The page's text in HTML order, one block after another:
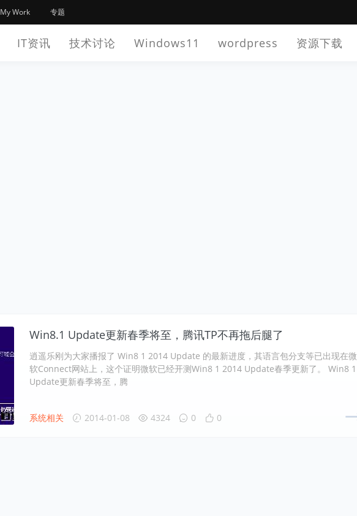
My Work 专题
IT资讯 技术讨论 Windows11 wordpress 资源下载
Win8.1 Update更新春季将至，腾讯TP不再拖后腿了
逍遥乐刚为大家播报了 Win8 1 2014 Update 的最新进度，其语言包分支等已出现在微
软Connect网站上，这个证明微软已经开测Win8 1 2014 Update春季更新了。 Win8 1
Update更新春季将至，腾
系统相关 2014-01-08 4324 0 0